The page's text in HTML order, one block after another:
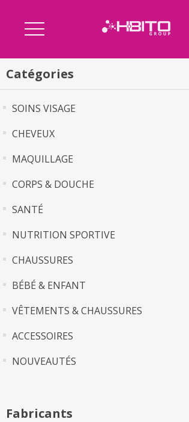
Catégories
SOINS VISAGE
CHEVEUX
MAQUILLAGE
CORPS & DOUCHE
SANTÉ
NUTRITION SPORTIVE
CHAUSSURES
BÉBÉ & ENFANT
VÊTEMENTS & CHAUSSURES
ACCESSOIRES
NOUVEAUTÉS
Fabricants